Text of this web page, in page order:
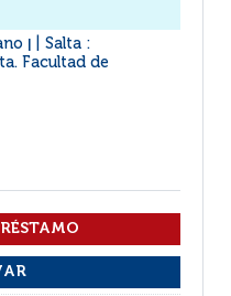
Salta :
Facultad de